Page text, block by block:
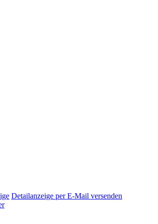
Detailanzeige per E-Mail versenden